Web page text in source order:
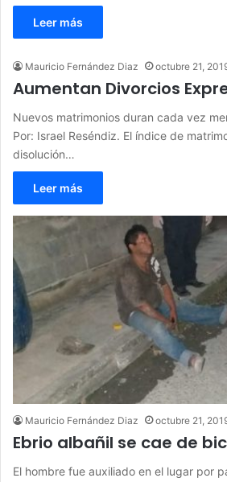
Leer más
Mauricio Fernández Diaz octubre 21,
Aumentan Divorcios
Nuevos matrimonios duran cada vez
Por: Israel Reséndiz. El índice de
disolución…
Leer más
Mauricio Fernández Diaz octubre 21,
Ebrio albañil se cae de
El hombre fue auxiliado en el lugar por